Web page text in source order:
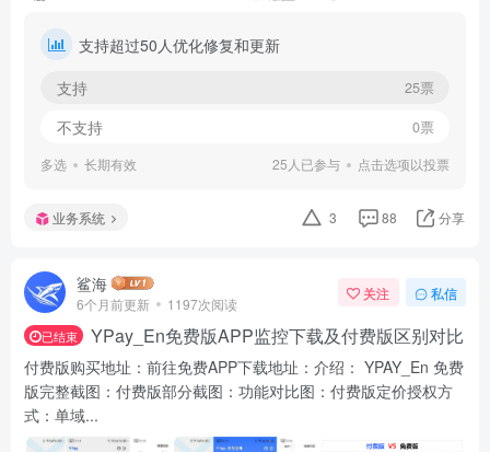
支持超过50人优化修复和更新
25票
支持
0票
不支持
多选 长期有效 25人已参与 点击选项以投票
业务系统 3 88 分享
鲨海
6个月前更新 1197次阅读
关注 私信
已结束 YPay_En免费版APP监控下载及付费版区别对比
付费版购买地址：前往免费APP下载地址：介绍： YPAY_En 免费
版完整截图：付费版部分截图：功能对比图：付费版定价授权方
式：单域...